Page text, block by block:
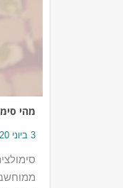
מהי
3 ביוני 2020